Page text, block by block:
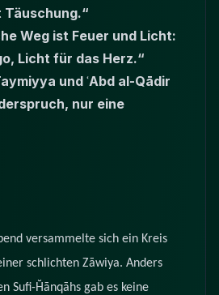
Täuschung.“
Weg ist Feuer und Licht:
Licht für das Herz.“
und ʿAbd al-Qādir
nur eine
versammelte sich ein Kreis
schlichten Zāwiya. Anders
Sufi-Ḫānqāhs gab es keine